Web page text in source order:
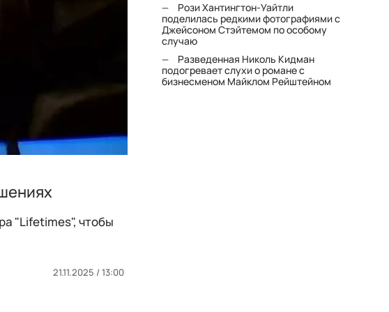
"Lifetimes", чтобы
21.11.2025 / 13:00
Рози Хантингтон-Уайтли
поделилась редкими фотографиями с
Джейсоном Стэйтемом по особому
случаю
Разведенная Николь Кидман
подогревает слухи о романе с
бизнесменом Майклом Рейштейном